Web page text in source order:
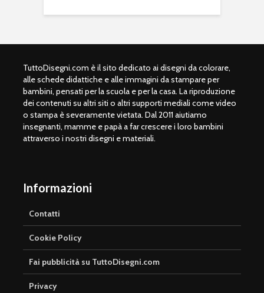
TuttoDisegni.com è il sito dedicato ai disegni da colorare,
alle schede didattiche e alle immagini da stampare per
bambini, pensati per la scuola e per la casa. La riproduzione
dei contenuti su altri siti o altri supporti mediali come video
o stampa è severamente vietata. Dal 2011 aiutiamo
insegnanti, mamme e papà a far crescere i loro bambini
attraverso i nostri disegni e materiali.
Informazioni
Contatti
Cookie Policy
Fai pubblicità su TuttoDisegni.com
Privacy